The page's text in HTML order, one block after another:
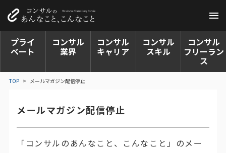
プライ
ベート
コンサル
業界
コンサル
キャリア
コンサル
スキル
コンサル
フリーラン
ス
TOP > メールマガジン配信停止
メールマガジン配信停止
「コンサルのあんなこと、こんなこと」のメー